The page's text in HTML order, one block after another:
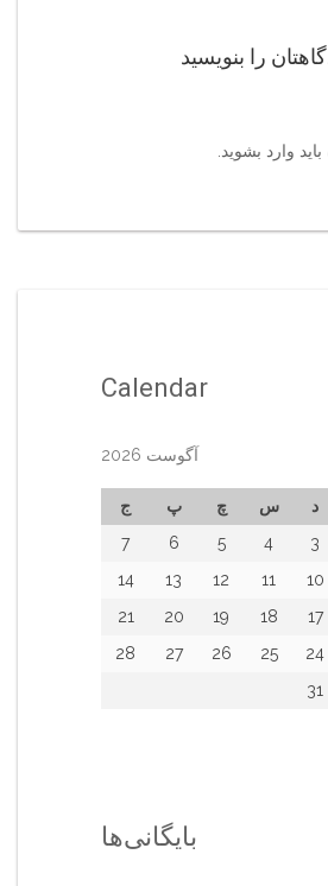
را بنویسید
وارد بشوید
Calendar
آگوست 2026
د س چ پ
ج
3
4
5
6
7
10
11
12
13
14
17
18
19
20
21
24
25
26
27
28
31
بایگانی‌ها